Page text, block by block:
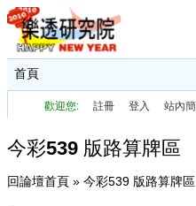
首頁
今彩539 版路算牌區
回論壇首頁 » 今彩539 版路算牌區